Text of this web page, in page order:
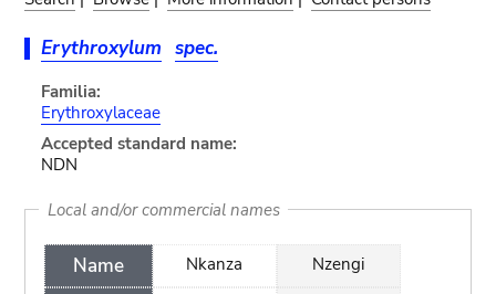
Erythroxylum spec.
Familia:
Erythroxylaceae
Accepted standard name:
NDN
Local and/or commercial names
Name
Nkanza Nzengi